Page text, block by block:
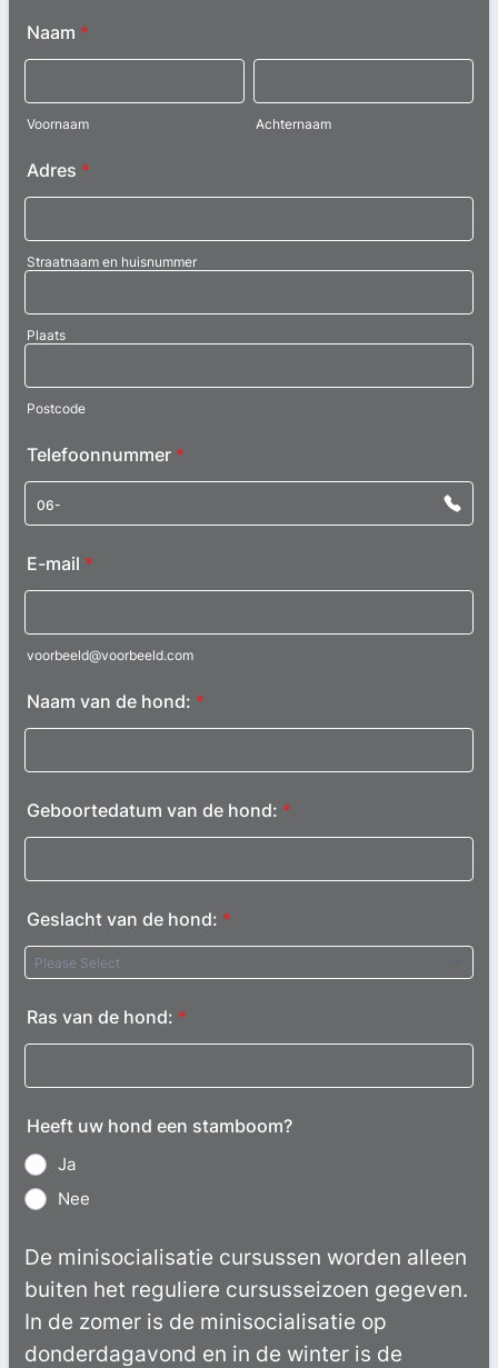
Naam *
Voornaam Achternaam
Adres *
Straatnaam en huisnummer
Plaats
Postcode
Telefoonnummer *
E-mail *
voorbeeld@voorbeeld.com
Naam van de hond: *
Geboortedatum van de hond: *
Geslacht van de hond: *
Ras van de hond: *
Heeft uw hond een stamboom?
Ja
Nee
De minisocialisatie cursussen worden alleen
buiten het reguliere cursusseizoen gegeven.
In de zomer is de minisocialisatie op
donderdagavond en in de winter is de